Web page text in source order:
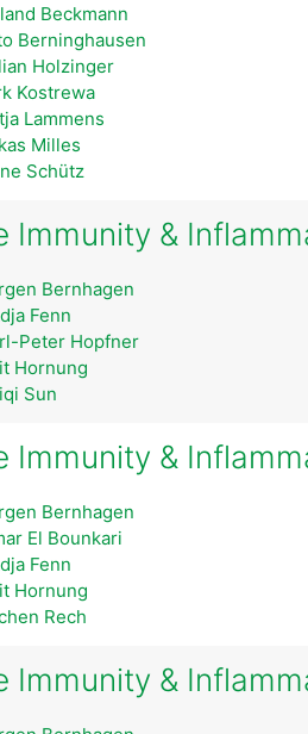
Beckmann
Berninghausen
Holzinger
Kostrewa
Lammens
Milles
Schütz
Immunity &
Bernhagen
Fenn
Peter Hopfner
Hornung
Sun
Immunity &
Bernhagen
El Bounkari
Fenn
Hornung
Rech
Immunity &